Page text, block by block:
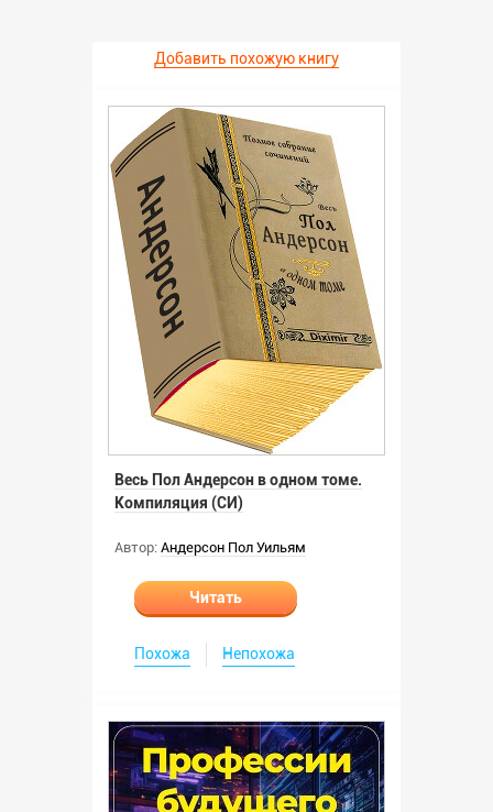
Добавить похожую книгу
Весь Пол Андерсон в одном томе.
Компиляция (СИ)
Автор: Андерсон Пол Уильям
Читать
Похожа Непохожа